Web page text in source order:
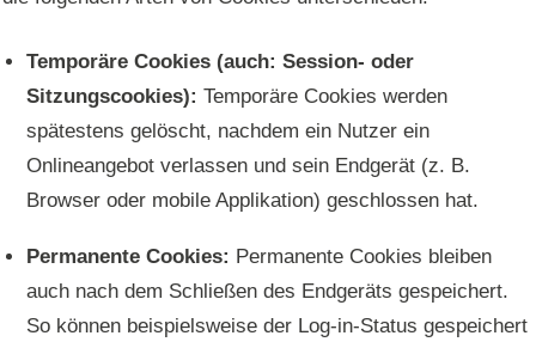
Temporäre Cookies (auch: Session- oder
Sitzungscookies): Temporäre Cookies werden
spätestens gelöscht, nachdem ein Nutzer ein
Onlineangebot verlassen und sein Endgerät (z. B.
Browser oder mobile Applikation) geschlossen hat.
Permanente Cookies: Permanente Cookies bleiben
auch nach dem Schließen des Endgeräts gespeichert.
So können beispielsweise der Log-in-Status gespeichert